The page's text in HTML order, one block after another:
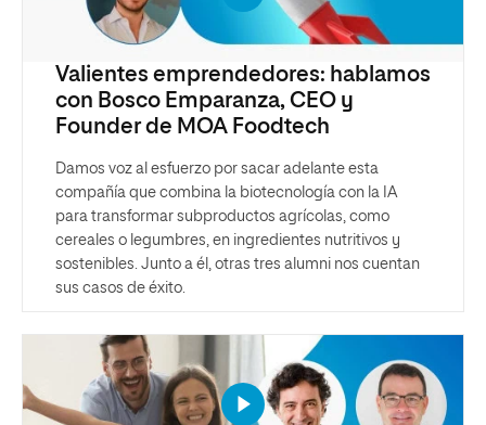
Valientes emprendedores: hablamos
con Bosco Emparanza, CEO y
Founder de MOA Foodtech
Damos voz al esfuerzo por sacar adelante esta
compañía que combina la biotecnología con la IA
para transformar subproductos agrícolas, como
cereales o legumbres, en ingredientes nutritivos y
sostenibles. Junto a él, otras tres alumni nos cuentan
sus casos de éxito.